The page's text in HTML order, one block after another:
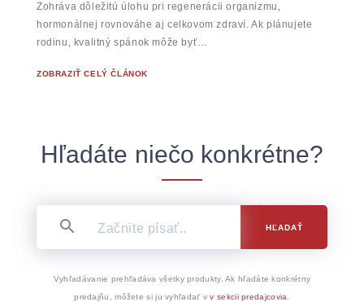
Zohráva dôležitú úlohu pri regenerácii organizmu,
hormonálnej rovnováhe aj celkovom zdraví. Ak plánujete
rodinu, kvalitný spánok môže byť…
ZOBRAZIŤ CELÝ ČLÁNOK
Hľadáte niečo konkrétne?
HĽADAŤ
Vyhľadávanie prehľadáva všetky produkty. Ak hľadáte konkrétny
predajňu, môžete si ju vyhľadať vv sekcii predajcovia